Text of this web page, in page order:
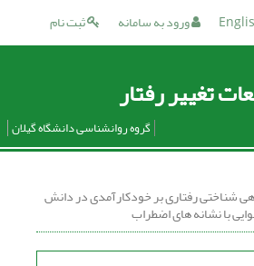
ثبت نام ورود به سامانه
تغییر رفتار
گروه روانشناسی دانشگاه گیلان
شناختی رفتاری بر خودکارآمدی در دانش
با نشانه های اضطراب